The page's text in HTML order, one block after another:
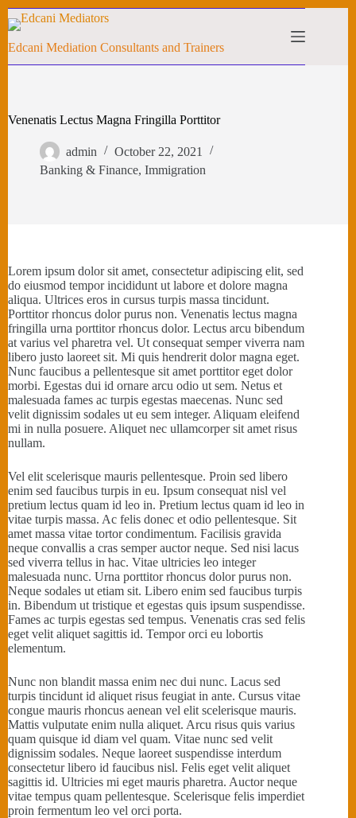
Edcani Mediation Consultants and Trainers
Venenatis Lectus Magna Fringilla Porttitor
admin
October 22, 2021
Banking & Finance, Immigration
Lorem ipsum dolor sit amet, consectetur adipiscing elit, sed
do eiusmod tempor incididunt ut labore et dolore magna
aliqua. Ultrices eros in cursus turpis massa tincidunt.
Porttitor rhoncus dolor purus non. Venenatis lectus magna
fringilla urna porttitor rhoncus dolor. Lectus arcu bibendum
at varius vel pharetra vel. Ut consequat semper viverra nam
libero justo laoreet sit. Mi quis hendrerit dolor magna eget.
Nunc faucibus a pellentesque sit amet porttitor eget dolor
morbi. Egestas dui id ornare arcu odio ut sem. Netus et
malesuada fames ac turpis egestas maecenas. Nunc sed
velit dignissim sodales ut eu sem integer. Aliquam eleifend
mi in nulla posuere. Aliquet nec ullamcorper sit amet risus
nullam.
Vel elit scelerisque mauris pellentesque. Proin sed libero
enim sed faucibus turpis in eu. Ipsum consequat nisl vel
pretium lectus quam id leo in. Pretium lectus quam id leo in
vitae turpis massa. Ac felis donec et odio pellentesque. Sit
amet massa vitae tortor condimentum. Facilisis gravida
neque convallis a cras semper auctor neque. Sed nisi lacus
sed viverra tellus in hac. Vitae ultricies leo integer
malesuada nunc. Urna porttitor rhoncus dolor purus non.
Neque sodales ut etiam sit. Libero enim sed faucibus turpis
in. Bibendum ut tristique et egestas quis ipsum suspendisse.
Fames ac turpis egestas sed tempus. Venenatis cras sed felis
eget velit aliquet sagittis id. Tempor orci eu lobortis
elementum.
Nunc non blandit massa enim nec dui nunc. Lacus sed
turpis tincidunt id aliquet risus feugiat in ante. Cursus vitae
congue mauris rhoncus aenean vel elit scelerisque mauris.
Mattis vulputate enim nulla aliquet. Arcu risus quis varius
quam quisque id diam vel quam. Vitae nunc sed velit
dignissim sodales. Neque laoreet suspendisse interdum
consectetur libero id faucibus nisl. Felis eget velit aliquet
sagittis id. Ultricies mi eget mauris pharetra. Auctor neque
vitae tempus quam pellentesque. Scelerisque felis imperdiet
proin fermentum leo vel orci porta.